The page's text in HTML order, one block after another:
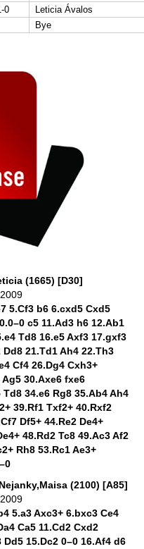
0
Leticia Ávalos
Bye
(1665) [D30]
5.Cf3 b6 6.cxd5 Cxd5
c5 11.Ad3 h6 12.Ab1
Td8 16.e5 Axf3 17.gxf3
21.Td1 Ah4 22.Th3
Cf4 26.Dg4 Cxh3+
Ag5 30.Axe6 fxe6
34.e6 Rg8 35.Ab4 Ah4
39.Rf1 Txf2+ 40.Rxf2
Df5+ 44.Re2 De4+
48.Rd2 Tc8 49.Ac3 Af2
Rh8 53.Rc1 Ae3+
(2100) [A85]
5.a3 Axc3+ 6.bxc3 Ce4
Ca5 11.Cd2 Cxd2
15.Dc2 0–0 16.Af4 d6